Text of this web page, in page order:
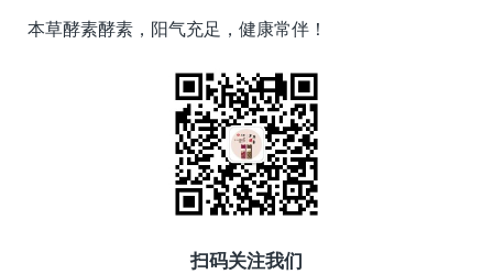
本草酵素酵素，阳气充足，健康常伴！
扫码关注我们